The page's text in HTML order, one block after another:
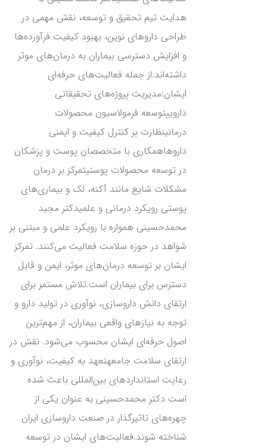
هدایت تیم تحقیق و توسعه، نقش مهمی در
طراحی داروهای نوین، بهبود کیفیت فرآورده‌ها
و افزایش دسترسی بیماران به درمان‌های موثر
داشته‌اند.از جمله فعالیت‌های حرفه‌ای
ایشان:مدیریت پروژه‌های تحقیقاتی
داروییتوسعه فرمولاسیون محصولات
درمانینظارت بر کنترل کیفیت و ایمنی
داروهاهمکاری با متخصصان پوست و پزشکان
در توسعه محصولات پوستیتمرکز بر درمان
مشکلات شایع مانند آکنه، لک و بیماری‌های
پوستی رویکرد درمانی و علمیدکتر مجید
محمدحسینی همواره با رویکرد علمی و مبتنی بر
شواهد در حوزه سلامت فعالیت می‌کنند. تمرکز
ایشان بر توسعه درمان‌های موثر، ایمن و قابل
دسترس برای بیماران است.تلاش مستمر برای
ارتقای دانش داروسازی، نوآوری در تولید دارو و
توجه به نیازهای واقعی بیماران، از مهم‌ترین
اصول حرفه‌ای ایشان محسوب می‌شود. نقش در
ارتقای سلامت جامعهتعهد به کیفیت، نوآوری و
رعایت استانداردهای بین‌المللی باعث شده
است دکتر محمدحسینی به عنوان یکی از
چهره‌های تاثیرگذار در صنعت داروسازی ایران
شناخته شوند.فعالیت‌های ایشان در توسعه